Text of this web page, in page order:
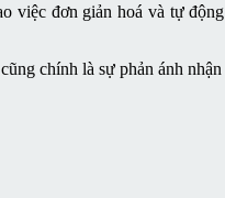
đơn giản hoá và tự
chính là sự phản ánh